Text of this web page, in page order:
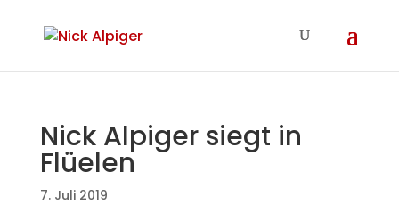
Nick Alpiger siegt in
Flüelen
7. Juli 2019